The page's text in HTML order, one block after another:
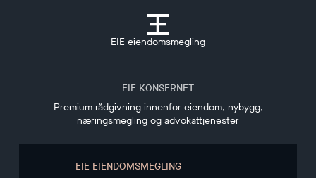
EIE eiendomsmegling
EIE KONSERNET
Premium rådgivning innenfor eiendom, nybygg,
næringsmegling og advokattjenester
EIE EIENDOMSMEGLING